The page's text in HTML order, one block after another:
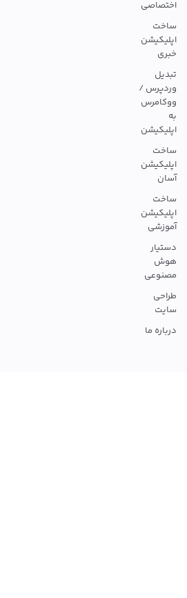
اختصاصی
ساخت
اپلیکیشن
خبری
تبدیل
وردپرس /
ووکامرس
به
اپلیکیشن
ساخت
اپلیکیشن
آسان
ساخت
اپلیکیشن
آموزشی
دستیار
هوش
مصنوعی
طراحی
سایت
درباره ما